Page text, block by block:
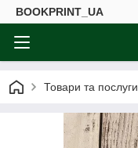
BOOKPRINT_UA
Товари та послуги